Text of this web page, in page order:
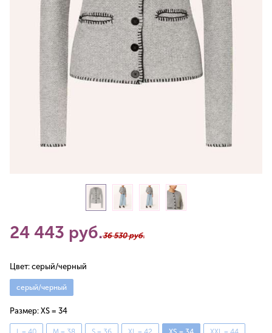
24 443 руб.36 530 руб.
Цвет: серый/черный
серый/черный
Размер: XS = 34